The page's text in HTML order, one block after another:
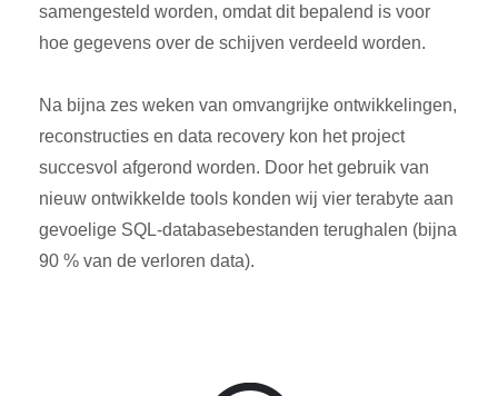
samengesteld worden, omdat dit bepalend is voor
hoe gegevens over de schijven verdeeld worden.
Na bijna zes weken van omvangrijke ontwikkelingen,
reconstructies en data recovery kon het project
succesvol afgerond worden. Door het gebruik van
nieuw ontwikkelde tools konden wij vier terabyte aan
gevoelige SQL-databasebestanden terughalen (bijna
90 % van de verloren data).